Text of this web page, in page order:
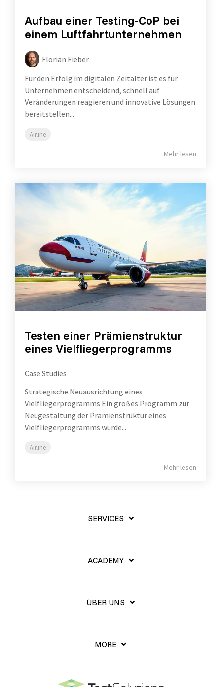
Aufbau einer Testing-CoP bei
einem Luftfahrtunternehmen
Florian Fieber
Für den Erfolg im digitalen Zeitalter ist es für
Unternehmen entscheidend, schnell auf
Veränderungen reagieren und innovative Lösungen
bereitstellen...
Airline
Mehr lesen
Testen einer Prämienstruktur
eines Vielfliegerprogramms
Case Studies
Strategische Neuausrichtung eines
Vielfliegerprogramms Ein großes Programm zur
Neugestaltung der Prämienstruktur eines
Vielfliegerprogramms wurde...
Airline
Mehr lesen
SERVICES
ACADEMY
ÜBER UNS
MORE